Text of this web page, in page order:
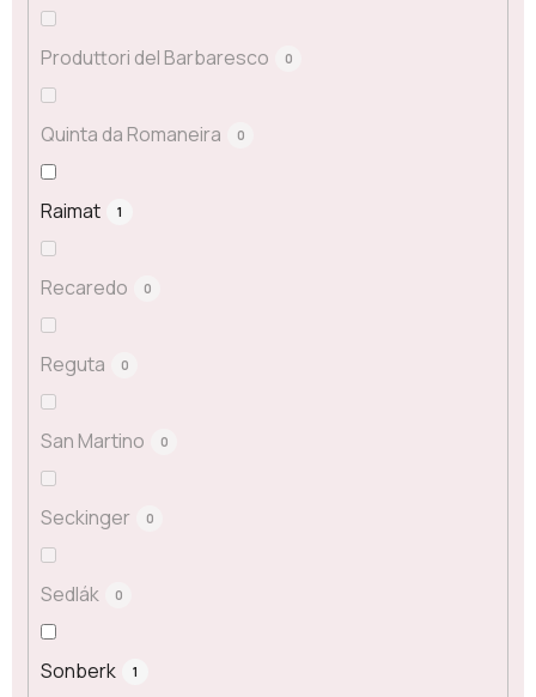
Produttori del Barbaresco 0
Quinta da Romaneira 0
Raimat 1
Recaredo 0
Reguta 0
San Martino 0
Seckinger 0
Sedlák 0
Sonberk 1